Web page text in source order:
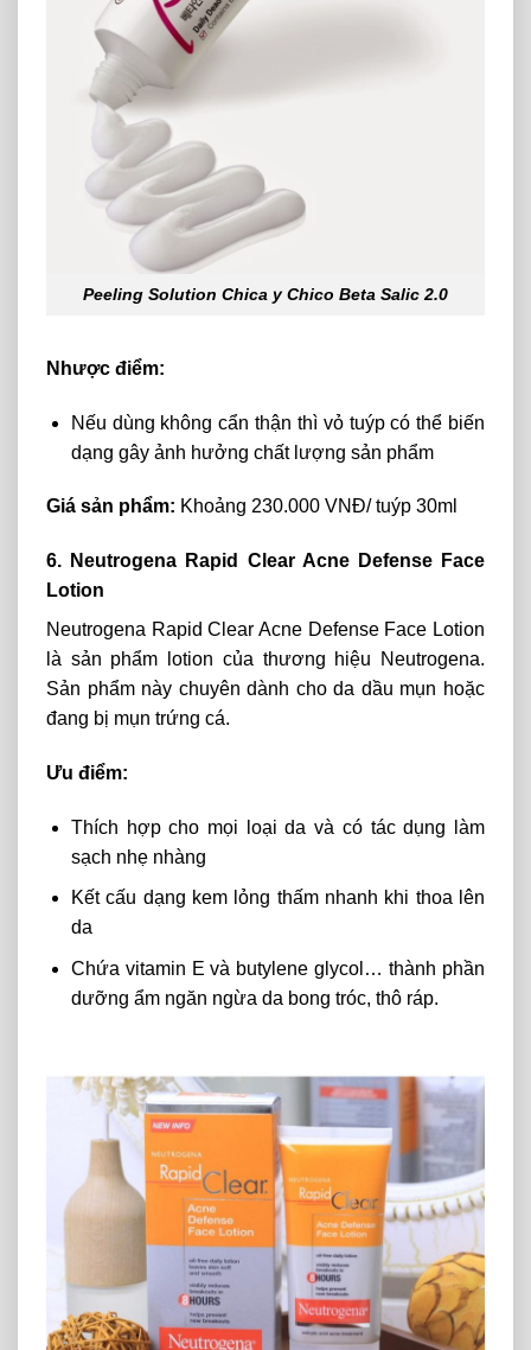
Peeling Solution Chica y Chico Beta Salic 2.0
Nhược điểm:
Nếu dùng không cẩn thận thì vỏ tuýp có thể biến
dạng gây ảnh hưởng chất lượng sản phẩm
Giá sản phẩm: Khoảng 230.000 VNĐ/ tuýp 30ml
6. Neutrogena Rapid Clear Acne Defense Face
Lotion
Neutrogena Rapid Clear Acne Defense Face Lotion
là sản phẩm lotion của thương hiệu Neutrogena.
Sản phẩm này chuyên dành cho da dầu mụn hoặc
đang bị mụn trứng cá.
Ưu điểm:
Thích hợp cho mọi loại da và có tác dụng làm
sạch nhẹ nhàng
Kết cấu dạng kem lỏng thấm nhanh khi thoa lên
da
Chứa vitamin E và butylene glycol… thành phần
dưỡng ẩm ngăn ngừa da bong tróc, thô ráp.